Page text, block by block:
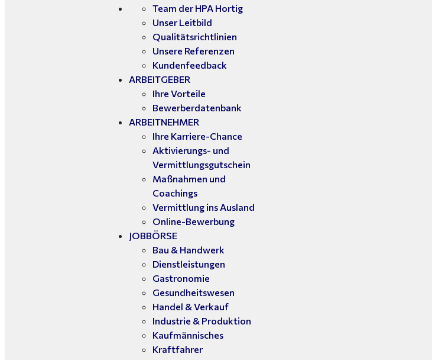
Team der HPA Hortig
Unser Leitbild
Qualitätsrichtlinien
Unsere Referenzen
Kundenfeedback
ARBEITGEBER
Ihre Vorteile
Bewerberdatenbank
ARBEITNEHMER
Ihre Karriere-Chance
Aktivierungs- und
Vermittlungsgutschein
Maßnahmen und
Coachings
Vermittlung ins Ausland
Online-Bewerbung
JOBBÖRSE
Bau & Handwerk
Dienstleistungen
Gastronomie
Gesundheitswesen
Handel & Verkauf
Industrie & Produktion
Kaufmännisches
Kraftfahrer